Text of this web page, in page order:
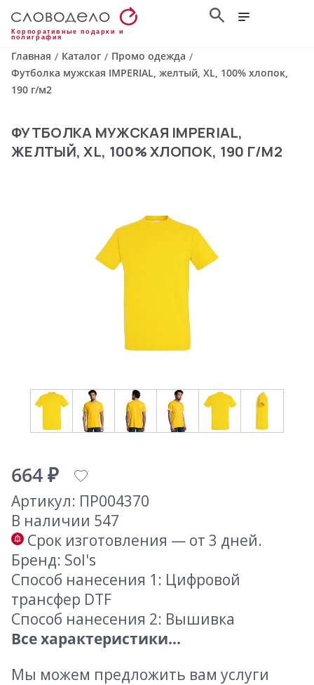
Корпоративные подарки и
полиграфия
Главная / Каталог / Промо одежда /
Футболка мужская IMPERIAL, желтый, XL, 100% хлопок,
190 г/м2
ФУТБОЛКА МУЖСКАЯ IMPERIAL,
ЖЕЛТЫЙ, XL, 100% ХЛОПОК, 190 Г/М2
664 ₽
Артикул: ПР004370
В наличии 547
Срок изготовления — от 3 дней.
Бренд: Sol's
Способ нанесения 1: Цифровой
трансфер DTF
Способ нанесения 2: Вышивка
Все характеристики...
Мы можем предложить вам услуги